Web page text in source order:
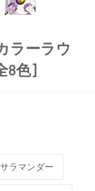
ラーラウ
8色]
サラマンダー